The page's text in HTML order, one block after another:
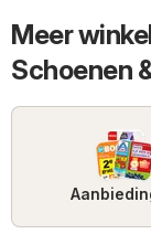
Meer
Schoenen